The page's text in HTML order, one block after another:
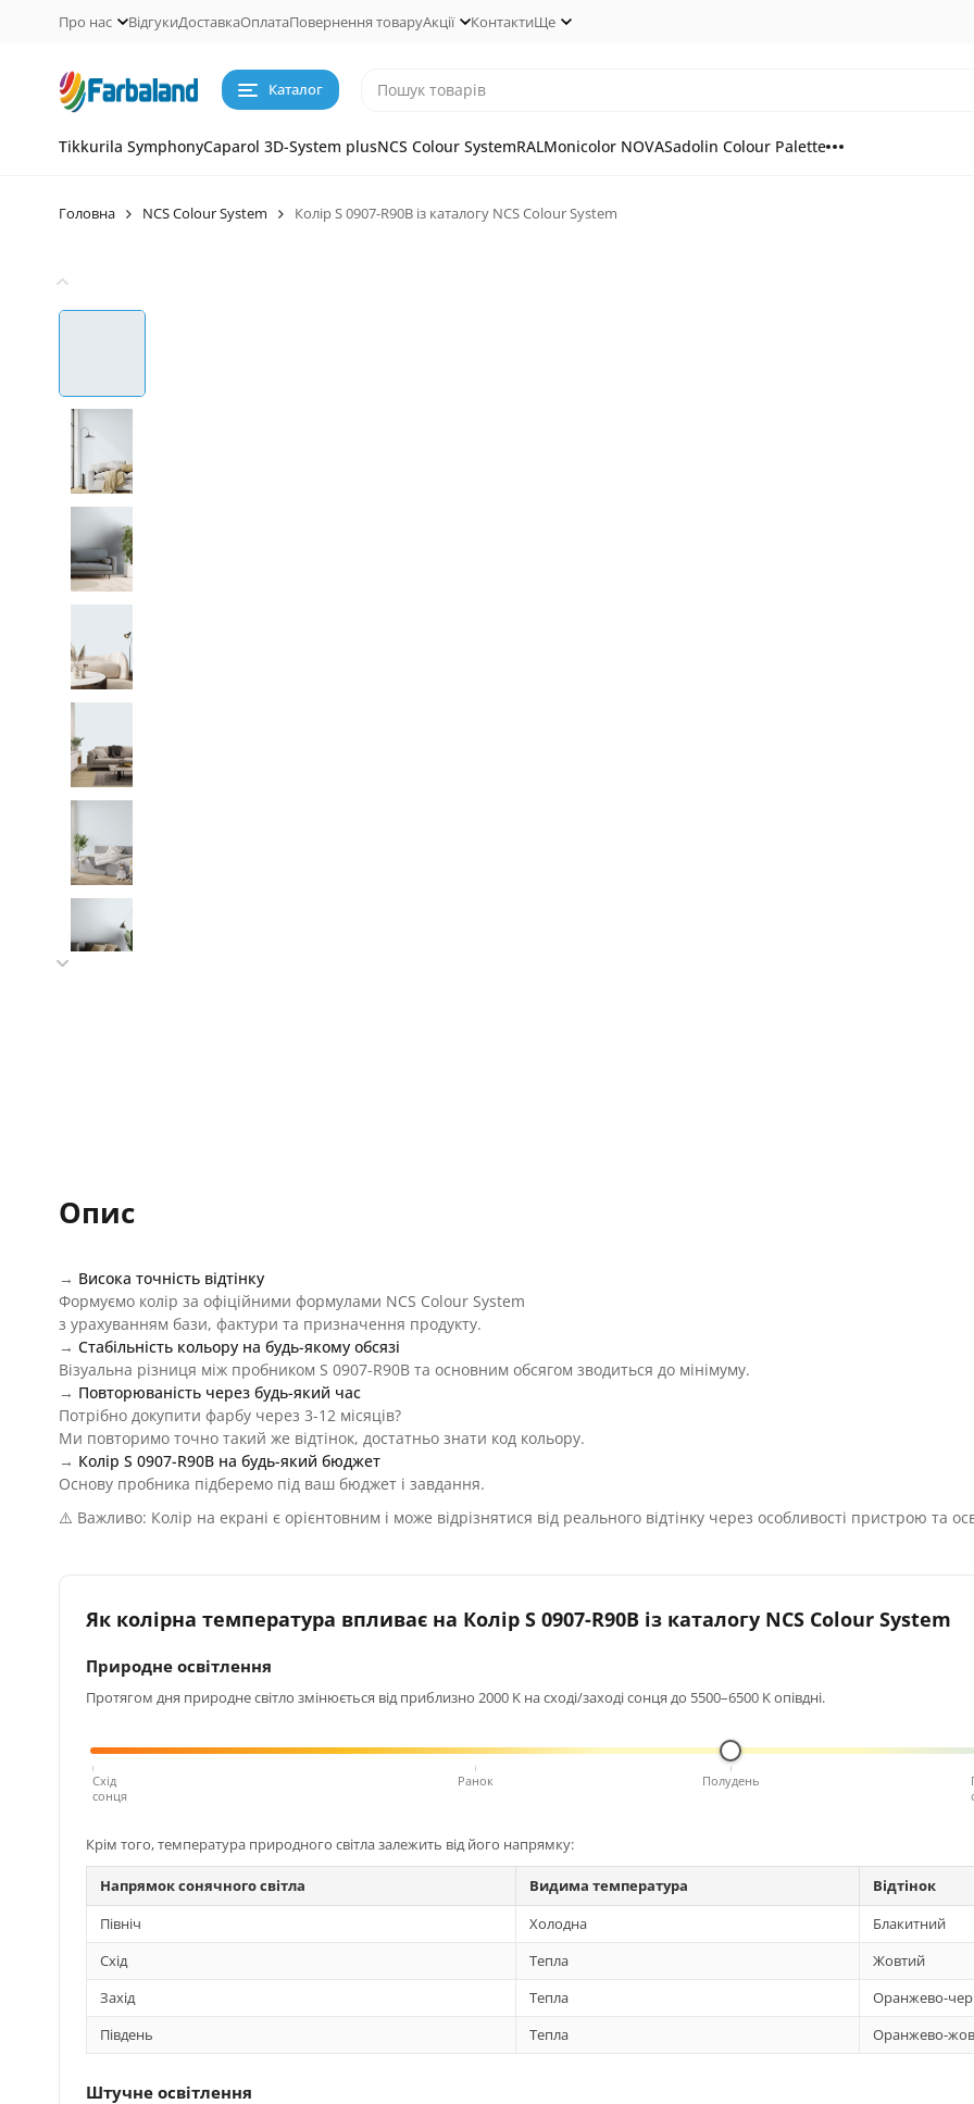
Про нас ВідгукиДоставкаОплатаПовернення товаруАкції КонтактиЩе
Каталог
Tikkurila SymphonyCaparol 3D-System plusNCS Colour SystemRALMonicolor NOVASadolin Colour Palette
Головна NCS Colour System Колір S 0907-R90B із каталогу NCS Colour System
Опис
→ Висока точність відтінку
Формуємо колір за офіційними формулами NCS Colour System
з урахуванням бази, фактури та призначення продукту.
→ Стабільність кольору на будь-якому обсязі
Візуальна різниця між пробником S 0907-R90B та основним обсягом зводиться до мінімуму.
→ Повторюваність через будь-який час
Потрібно докупити фарбу через 3-12 місяців?
Ми повторимо точно такий же відтінок, достатньо знати код кольору.
→ Колір S 0907-R90B на будь-який бюджет
Основу пробника підберемо під ваш бюджет і завдання.
⚠️ Важливо: Колір на екрані є орієнтовним і може відрізнятися від реального відтінку через особливості пристрою та
Як колірна температура впливає на Колір S 0907-R90B із каталогу NCS Colour System
Природне освітлення
Протягом дня природне світло змінюється від приблизно 2000 K на сході/заході сонця до 5500–6500 K опівдні.
Схід
сонця
Ранок Полудень
Крім того, температура природного світла залежить від його напрямку:
Напрямок сонячного світла Видима температура
Відтінок
Північ
Холодна
Блакитний
Схід
Тепла
Жовтий
Захід
Тепла
Оранжево-
Південь
Тепла Оранжево-
Штучне освітлення